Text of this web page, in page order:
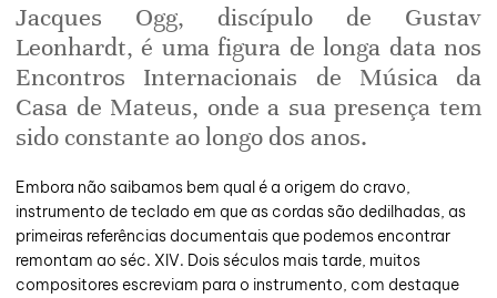
Jacques Ogg, discípulo de Gustav
Leonhardt, é uma figura de longa data nos
Encontros Internacionais de Música da
Casa de Mateus, onde a sua presença tem
sido constante ao longo dos anos.
Embora não saibamos bem qual é a origem do cravo,
instrumento de teclado em que as cordas são dedilhadas, as
primeiras referências documentais que podemos encontrar
remontam ao séc. XIV. Dois séculos mais tarde, muitos
compositores escreviam para o instrumento, com destaque